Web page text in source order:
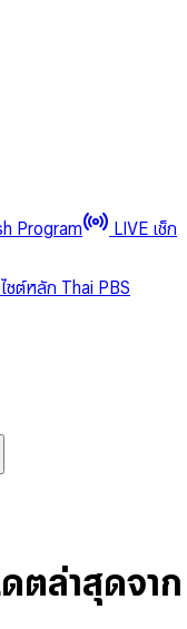
Program
LIVE เช็ก
ซต์หลัก Thai PBS
ตล่าสุดจาก